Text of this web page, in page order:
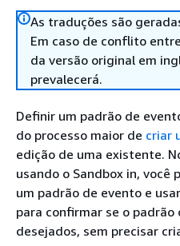
As traduções são
Em caso de conflito
da versão original em
prevalecerá.
Definir um padrão de
do processo maior de criar
edição de uma existente.
usando o Sandbox in,
um padrão de evento e
para confirmar se o
desejados, sem precisar